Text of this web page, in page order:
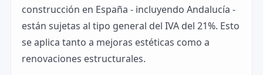
construcción en España - incluyendo Andalucía -
están sujetas al tipo general del IVA del 21%. Esto
se aplica tanto a mejoras estéticas como a
renovaciones estructurales.